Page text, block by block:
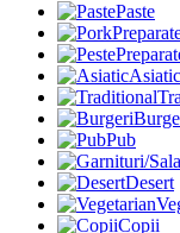
Paste
Asiatic
Pub
Desert
Copii